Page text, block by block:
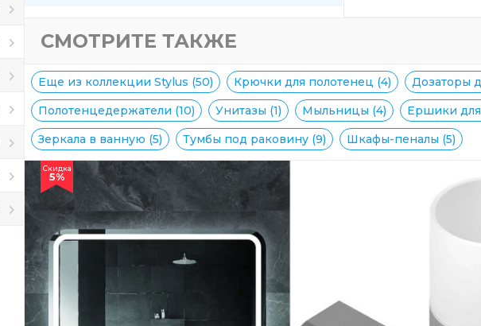
СМОТРИТЕ ТАКЖЕ
Еще из коллекции Stylus (50) Крючки для полотенец (4)
Дозаторы
Полотенцедержатели (10)
Унитазы (1) Мыльницы (4) Ершики для
Зеркала в ванную (5)
Тумбы под раковину (9) Шкафы-пеналы (5)
Скидка
5%